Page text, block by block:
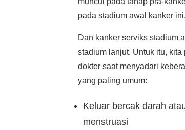
pada stadium awal kanker ini.
Dan kanker serviks stadium
stadium lanjut. Untuk itu,
dokter saat menyadari
yang paling umum:
Keluar bercak darah
menstruasi